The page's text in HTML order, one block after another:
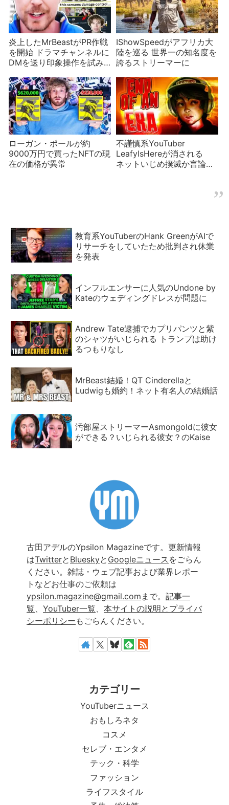
炎上したMrBeastがPR作戦
を開始 ドラマチャンネルに
DMを送り印象操作を試み
産疑惑？
IShowSpeedがアフリカ大
陸を巡る 世界一の知名度を
誇るストリーマーに
ローガン・ポールが約
9000万円で買ったNFTの現
在の価格が異常
不謹慎系YouTuber
LeafyIsHereが消される
ネットいじめ撲滅か言論の
教育系YouTuberのHank GreenがAIで
リサーチをしていたため批判され休業
を発表
インフルエンサーに人気のUndone by
Kateのウェディングドレスが問題に
Andrew Tate逮捕でカプリパンツと紫
のシャツがいじられる トランプは助け
るつもりなし
MrBeast結婚！QT Cinderellaと
Ludwigも婚約！ネット有名人の結婚話
汚部屋ストリーマーAsmongoldに彼女
ができる？いじられる彼女？のKaise
古田アデルのYpsilon Magazineです。更新情報
はTwitterと Blueskyと Googleニュース をごらん
ください。雑誌・ウェブ記事および業界レポー
トなどお仕事のご依頼は
ypsilon.magazine@gmail.com まで。 記事一
覧
YouTuber一覧
本サイトの説明とプライバ
シーポリシー もごらんください。
カテゴリー
YouTuberニュース
おもしろネタ
コスメ
セレブ・エンタメ
テック・科学
ファッション
ライフスタイル